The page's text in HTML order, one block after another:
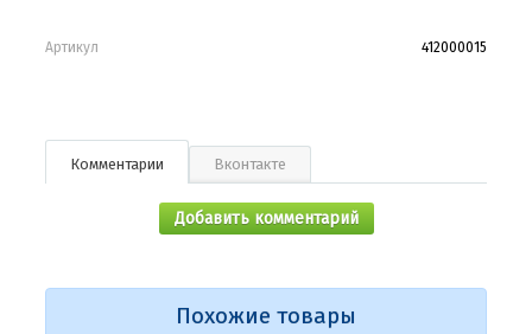
Артикул 412000015
Комментарии Вконтакте
Добавить комментарий
Похожие товары